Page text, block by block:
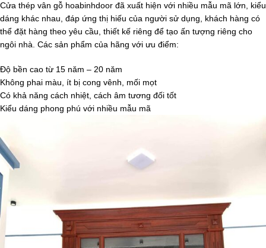
Cửa thép vân gỗ hoabinhdoor đã xuất hiện với nhiều mẫu mã lớn, kiểu
dáng khác nhau, đáp ứng thị hiếu của người sử dụng, khách hàng có
thể đặt hàng theo yêu cầu, thiết kế riêng để tạo ấn tượng riêng cho
ngôi nhà. Các sản phẩm của hãng với ưu điểm:
Độ bền cao từ 15 năm – 20 năm
Không phai màu, ít bị cong vênh, mối mọt
Có khả năng cách nhiệt, cách âm tương đối tốt
Kiểu dáng phong phú với nhiều mẫu mã